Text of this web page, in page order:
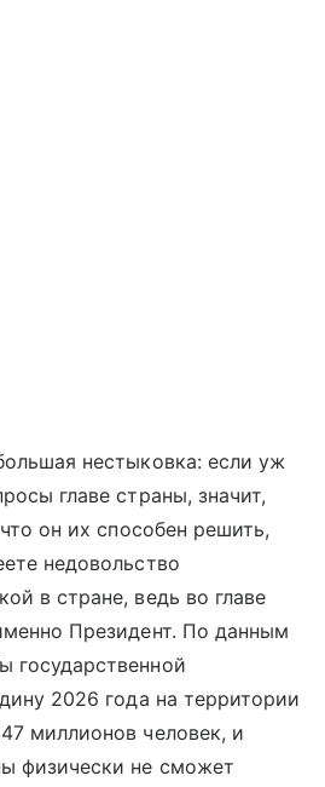
нестыковка: если уж
главе страны, значит,
он их способен решить,
недовольство
в стране, ведь во главе
Президент. По данным
государственной
2026 года на территории
миллионов человек, и
физически не сможет